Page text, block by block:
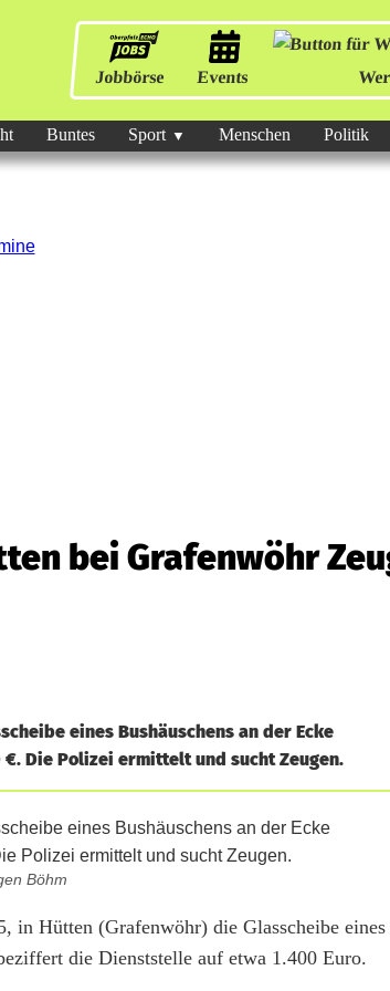
Jobbörse Events
Buntes Sport Menschen Politik
bei Grafenwöhr
eines Bushäuschens an der Ecke
Die Polizei ermittelt und sucht Zeugen.
Böhm
in Hütten (Grafenwöhr) die Glasscheibe eines
die Dienststelle auf etwa 1.400 Euro.